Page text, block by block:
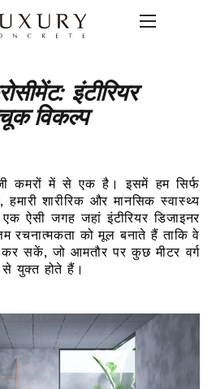
इंटीरियर
विकल्प
कमरों में से एक है। इसमें हम सिर्फ
शारीरिक और मानसिक स्वास्थ्य
ऐसी जगह जहां इंटीरियर डिजाइनर
रचनात्मकता को मूल बनाते हैं ताकि वे
कर सकें, जो आमतौर पर कुछ मीटर वर्ग
युक्त होते हैं।